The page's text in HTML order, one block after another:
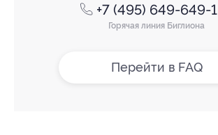
+7 (495) 649-649-1
Горячая линия Биглиона
Перейти в FAQ